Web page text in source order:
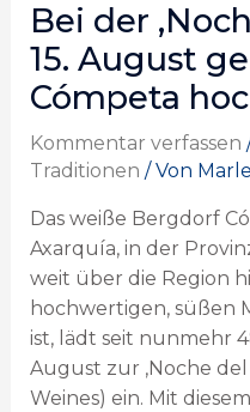
Bei der
15. August
Cómpeta
Kommentar verfassen
Traditionen / Von
Das weiße Bergdorf
Axarquía, in der
weit über die Region
hochwertigen, süßen
ist, lädt seit nunmehr
August zur ‚Noche del
Weines) ein. Mit